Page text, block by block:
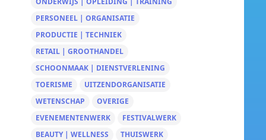
PERSONEEL | ORGANISATIE
PRODUCTIE | TECHNIEK
RETAIL | GROOTHANDEL
SCHOONMAAK | DIENSTVERLENING
TOERISME
UITZENDORGANISATIE
WETENSCHAP
OVERIGE
EVENEMENTENWERK
FESTIVALWERK
BEAUTY | WELLNESS
THUISWERK